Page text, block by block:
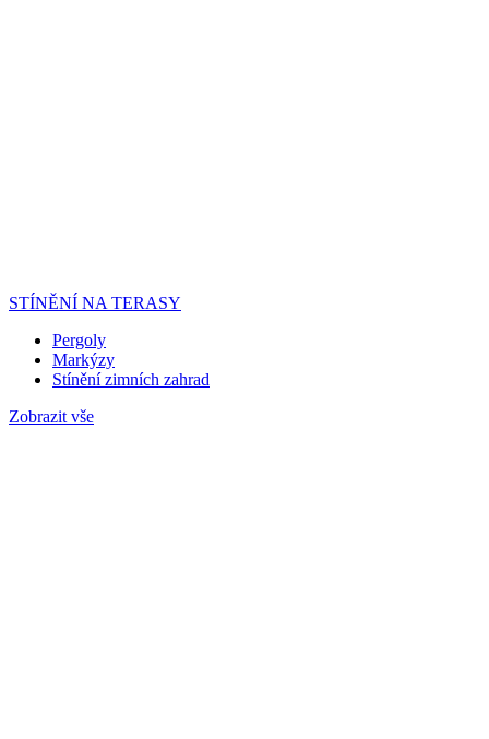
STÍNĚNÍ NA TERASY
Pergoly
Markýzy
Stínění zimních zahrad
Zobrazit vše